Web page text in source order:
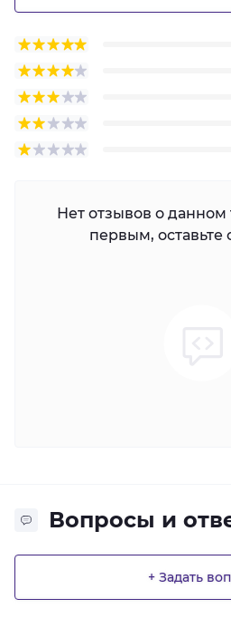
Нет отзывов о данном
первым, оставьте
Вопросы и
+ Задать